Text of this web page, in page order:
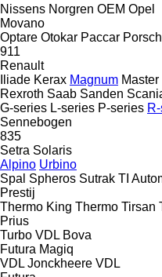
Nissens Norgren OEM Opel
Movano
Optare Otokar Paccar
911
Renault
Iliade Kerax Magnum Master
Rexroth Saab Sanden
G-series L-series P-series
Sennebogen
835
Setra Solaris
Alpino Urbino
Spal Spheros Sutrak TI
Prestij
Thermo King Thermo Tirsan
Prius
Turbo VDL Bova
Futura Magiq
VDL Jonckheere VDL